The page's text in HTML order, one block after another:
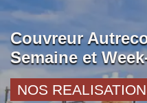
Couvreur
Semaine et
NOS